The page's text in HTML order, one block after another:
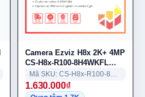
Camera Ezviz H8x 2K+ 4MP
CS-H8x-R100-8H4WKFL
ColorFULL
Mã SKU: CS-H8x-R100-8H4WKFL
1.630.000₫